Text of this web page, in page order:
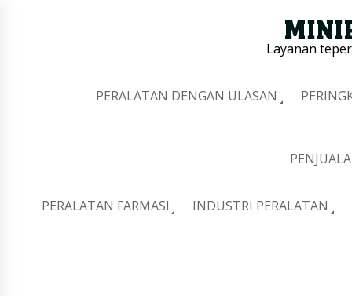
Layanan
PERALATAN DENGAN ULASAN
PERALATAN FARMASI INDUSTRI PERALATAN